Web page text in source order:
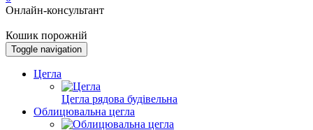
Онлайн-консультант
Кошик порожній
Toggle navigation
Цегла
Цегла рядова будівельна
Облицювальна цегла